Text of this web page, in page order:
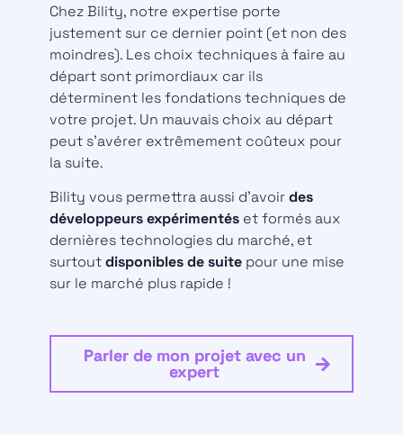
Chez Bility, notre expertise porte
justement sur ce dernier point (et non des
moindres). Les choix techniques à faire au
départ sont primordiaux car ils
déterminent les fondations techniques de
votre projet. Un mauvais choix au départ
peut s’avérer extrêmement coûteux pour
la suite.
Bility vous permettra aussi d’avoirdes
développeurs expérimentéset formés aux
dernières technologies du marché, et
surtoutdisponibles de suitepour une mise
sur le marché plus rapide !
Parler de mon projet avec un
expert